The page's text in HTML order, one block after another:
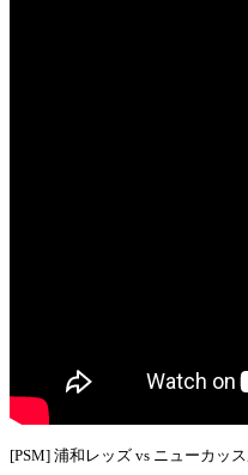
[PSM] 浦和レッズ vs ニューカッ